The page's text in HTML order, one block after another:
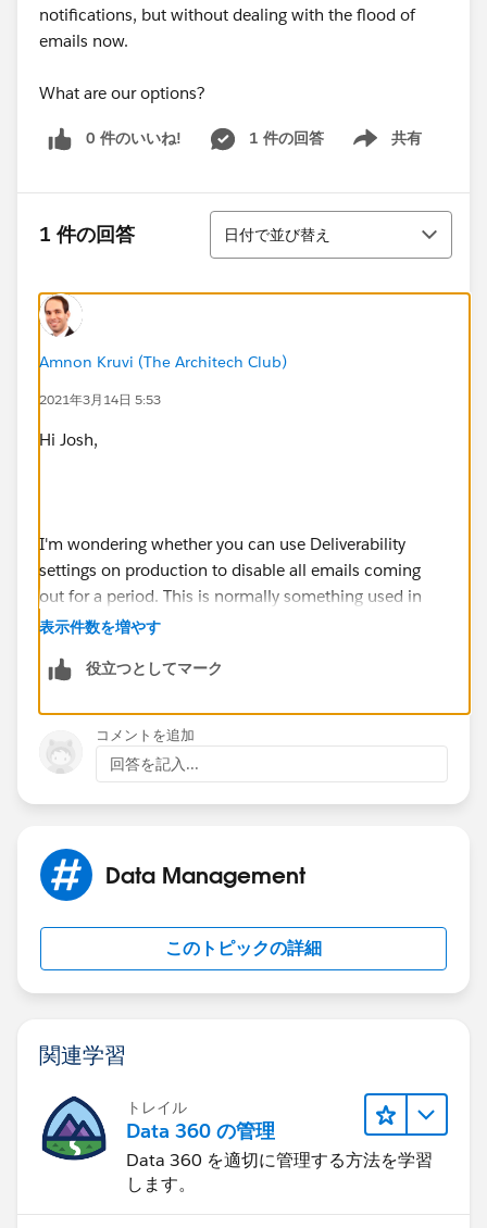
notifications, but without dealing with the flood of
emails now.
What are our options?
0 件のいいね! 1 件の回答 共有
Show menu
1 件の回答
並び替え
日付で並び替え
Amnon Kruvi (The Architech Club)
2021年3月14日 5:53
Hi Josh,
I'm wondering whether you can use Deliverability
settings on production to disable all emails coming
out for a period. This is normally something used in
sandboxes, but worth a try?
表示件数を増やす
役立つとしてマーク
コメントを追加
回答を記入...
Data Management
このトピックの詳細
関連学習
トレイル
Data 360 の管理
Data 360 を適切に管理する方法を学習
します。